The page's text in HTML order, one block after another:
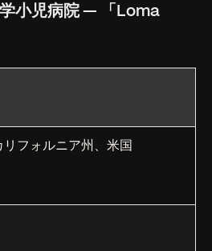
小児病院 — 「Loma
リフォルニア州、米国